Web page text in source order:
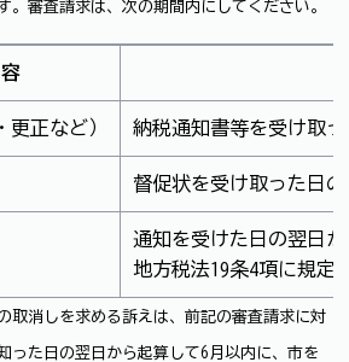
。審査請求は、次の期間内にしてください。
正など） 納税通知書等を受け取
督促状を受け取った日
通知を受けた日の翌日
地方税法19条4項に規定
取消しを求める訴えは、前記の審査請求に対
った日の翌日から起算して6月以内に、市を